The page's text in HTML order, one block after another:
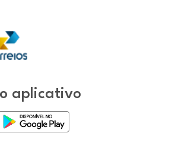
aplicativo